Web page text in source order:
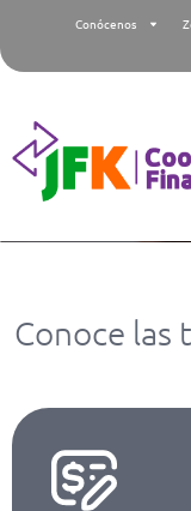
Conócenos
Conoce las